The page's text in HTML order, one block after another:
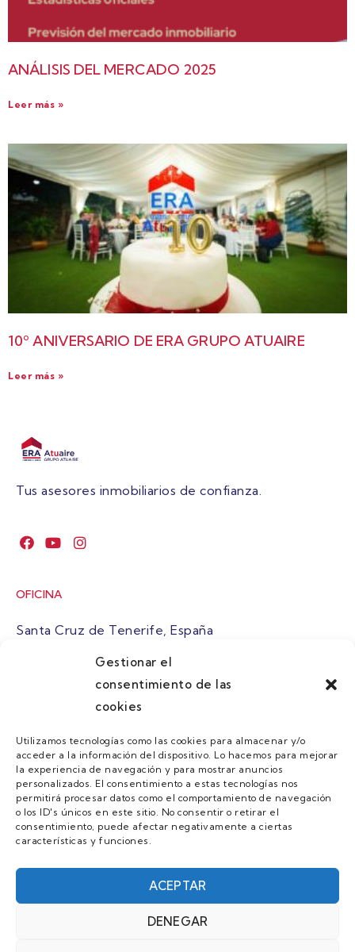
Gestionar el
consentimiento de las
cookies
Utilizamos tecnologías como las cookies para almacenar y/o
acceder a la información del dispositivo. Lo hacemos para mejorar
la experiencia de navegación y para mostrar anuncios
personalizados. El consentimiento a estas tecnologías nos
permitirá procesar datos como el comportamiento de navegación
o los ID's únicos en este sitio. No consentir o retirar el
consentimiento, puede afectar negativamente a ciertas
características y funciones.
ACEPTAR
DENEGAR
ANÁLISIS DEL MERCADO 2025
Leer más »
10º ANIVERSARIO DE ERA GRUPO ATUAIRE
Leer más »
Tus asesores inmobiliarios de confianza.
OFICINA
Santa Cruz de Tenerife, España
atuaire@grupoatuaire.com
+34 638765829
MENU
Quienes Somos
Guias
Contacto
Únete